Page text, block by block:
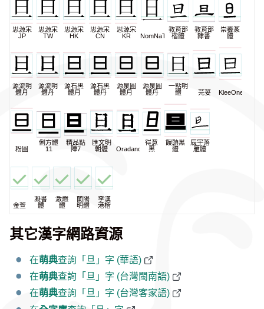
思源宋
JP
思源宋
TW
思源宋
HK
思源宋
CN
思源宋
KR
NomNaTong
教育部
楷體
教育部
隸書
崇羲篆
體
源流明
體月
源流明
體丹
源石黑
體月
源石黑
體丹
源泉圓
體月
源泉圓
體丹
一點明
體
芫荽 KleeOne
粉圓
俐方體
11
精品點
陣7
匯文明
朝體
Oradano
得意
黑
饅頭黑
體
辰宇落
雁體
金萱
凝書
體
激燃
體
蘭陽
明體
李漢
港楷
其它漢字網路資源
在萌典查詢「旦」字 (華語)
在萌典查詢「旦」字 (台灣閩南語)
在萌典查詢「旦」字 (台灣客家語)